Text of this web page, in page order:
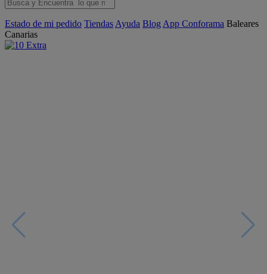
Estado de mi pedido Tiendas Ayuda Blog App Conforama Baleares
Canarias